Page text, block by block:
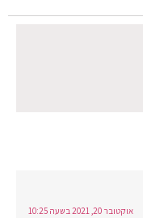
אוקטובר 20, 2021 בשעה 10:25